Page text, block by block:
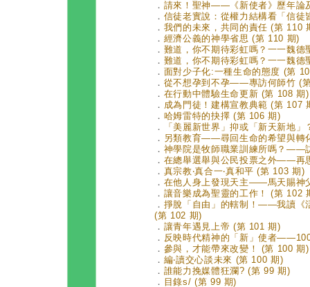
． 請來！聖神——《新使者》歷年論
． 信徒老實說：從權力結構看「信
． 我們的未來，共同的責任 (第 110
． 經濟公義的神學省思 (第 110 期)
． 難道，你不期待彩虹嗎？一一魏
． 難道，你不期待彩虹嗎？一一魏
． 面對少子化:一種生命的態度 (第
． 從不想孕到不孕——專訪何師竹 (
． 在行動中體驗生命更新 (第 108 期)
． 成為門徒！建構宣教典範 (第 107
． 哈姆雷特的抉擇 (第 106 期)
．
「美麗新世界」抑或「新天新地
． 另類教育——尋回生命的希望與轉
． 神學院是牧師職業訓練所嗎？——
． 在總舉選舉與公民投票之外——再
． 真宗教‧真合一‧真和平 (第 103 期)
． 在他人身上發現天主——馬天賜神
． 讓音樂成為聖靈的工作！ (第 102
． 掙脫「自由」的轄制！——我讀《
(第 102 期)
． 讓青年遇見上帝 (第 101 期)
． 反映時代精神的「新」使者
． 參與，才能帶來改變！ (第 100 期)
． 編‧讀交心談未來 (第 100 期)
． 誰能力挽媒體狂瀾? (第 99 期)
． 目錄s/ (第 99 期)